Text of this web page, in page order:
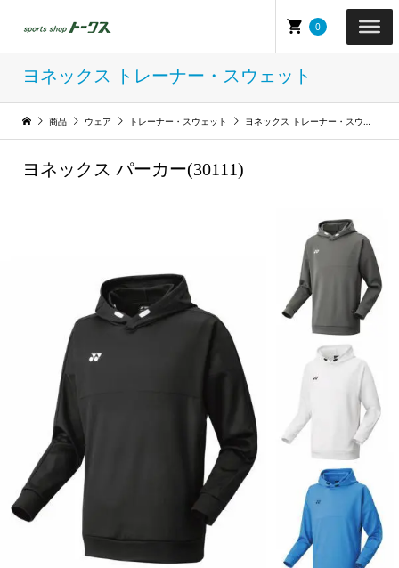
0
ヨネックス トレーナー・スウェット
商品 ウェア トレーナー・スウェット ヨネックス トレーナー・スウェット
ヨネックス パーカー(30111)